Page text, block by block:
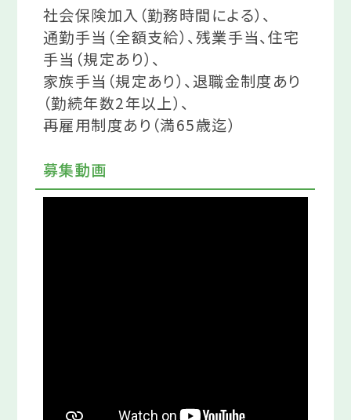
社会保険加入（勤務時間による）、
通勤手当（全額支給）、残業手当、住宅
手当（規定あり）、
家族手当（規定あり）、退職金制度あり
（勤続年数2年以上）、
再雇用制度あり（満65歳迄）
募集動画